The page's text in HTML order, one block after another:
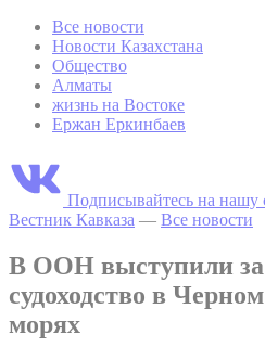
Все новости
Новости Казахстана
Общество
Алматы
жизнь на Востоке
Ержан Еркинбаев
Подписывайтесь на нашу
Вестник Кавказа — Все новости
В ООН выступили за
судоходство в
морях